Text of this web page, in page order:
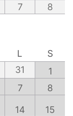
7 8
L
S
31
1
7 8
14
15